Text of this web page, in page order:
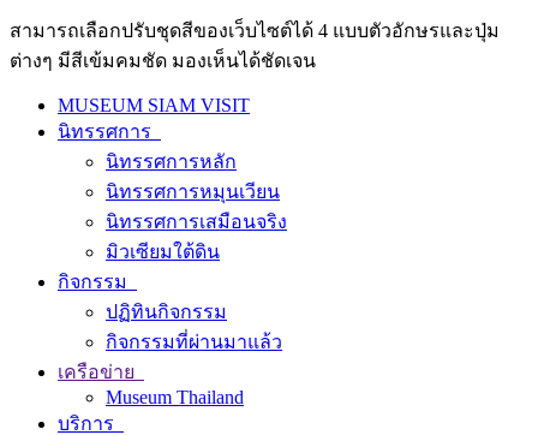
สามารถเลือกปรับชุดสีของเว็บไซต์ได้ 4 แบบตัวอักษรและปุ่ม
ต่างๆ มีสีเข้มคมชัด มองเห็นได้ชัดเจน
MUSEUM SIAM VISIT
นิทรรศการ
นิทรรศการหลัก
นิทรรศการหมุนเวียน
นิทรรศการเสมือนจริง
มิวเซียมใต้ดิน
กิจกรรม
ปฏิทินกิจกรรม
กิจกรรมที่ผ่านมาแล้ว
เครือข่าย
Museum Thailand
บริการ